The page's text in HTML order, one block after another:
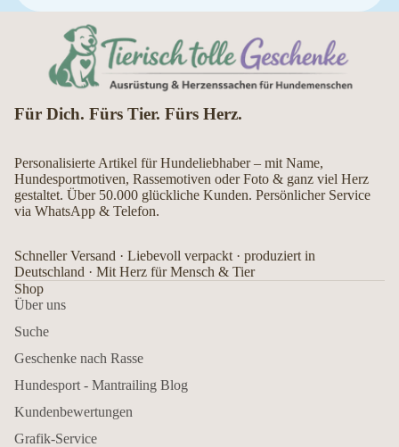
Für Dich. Fürs Tier. Fürs Herz.
Personalisierte Artikel für Hundeliebhaber – mit Name,
Hundesportmotiven, Rassemotiven oder Foto & ganz viel Herz
gestaltet. Über 50.000 glückliche Kunden. Persönlicher Service
via WhatsApp & Telefon.
Schneller Versand · Liebevoll verpackt · produziert in
Deutschland · Mit Herz für Mensch & Tier
Shop
Über uns
Suche
Geschenke nach Rasse
Hundesport - Mantrailing Blog
Kundenbewertungen
Grafik-Service